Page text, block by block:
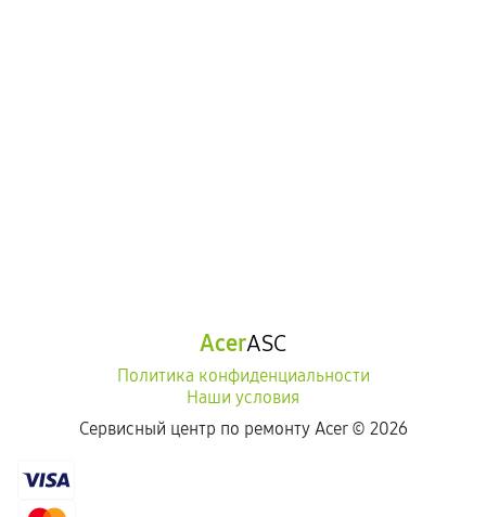
AcerASC
Политика конфиденциальности
Наши условия
Сервисный центр по ремонту Acer © 2026